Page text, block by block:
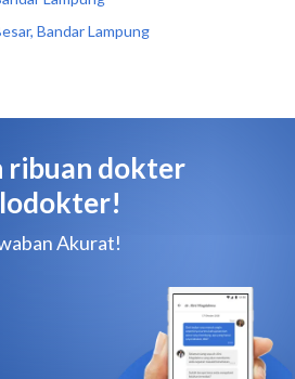
Bandar Lampung